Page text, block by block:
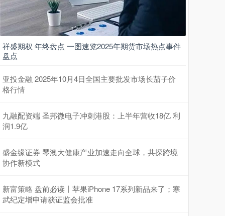
祥盛期权 年终盘点 一图速览2025年期货市场热点事件
盘点
亚投金融 2025年10月4日全国主要批发市场长茄子价
格行情
九融配资端 圣邦微电子冲刺港股：上半年营收18亿 利
润1.9亿
盛金缘证券 琴澳大健康产业加速走向全球，共探跨境
协作新模式
新富策略 盘前必读丨苹果iPhone 17系列新品来了；寒
武纪定增申请获证监会批准